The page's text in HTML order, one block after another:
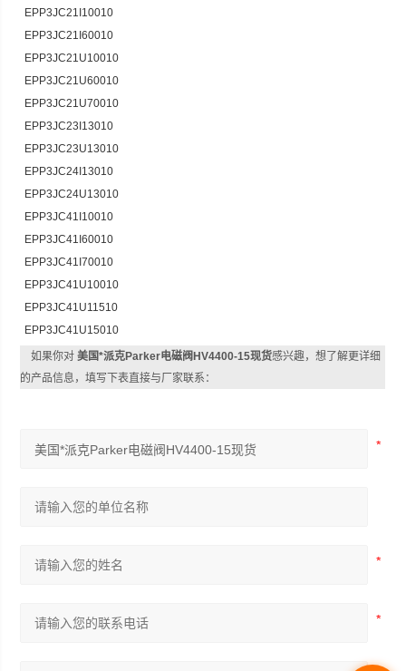
EPP3JC21I10010
EPP3JC21I60010
EPP3JC21U10010
EPP3JC21U60010
EPP3JC21U70010
EPP3JC23I13010
EPP3JC23U13010
EPP3JC24I13010
EPP3JC24U13010
EPP3JC41I10010
EPP3JC41I60010
EPP3JC41I70010
EPP3JC41U10010
EPP3JC41U11510
EPP3JC41U15010
如果你对美国*派克Parker电磁阀HV4400-15现货感兴趣，想了解更详细
的产品信息，填写下表直接与厂家联系：